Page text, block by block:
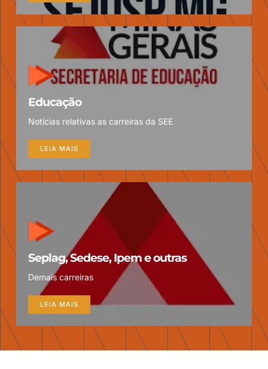
Educação
Notícias relativas as carreiras da SEE
LEIA MAIS
Seplag, Sedese, Ipem e outras
Demais carreiras
LEIA MAIS